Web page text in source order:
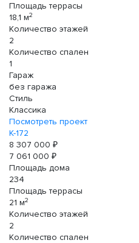
Площадь террасы
18,1 м2
Количество этажей
2
Количество спален
1
Гараж
без гаража
Стиль
Классика
Посмотреть проект
К-172
8 307 000 ₽
7 061 000 ₽
Площадь дома
234
Площадь террасы
21 м2
Количество этажей
2
Количество спален